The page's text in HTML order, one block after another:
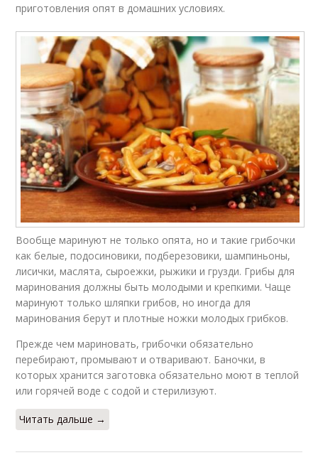
приготовления опят в домашних условиях.
Вообще маринуют не только опята, но и такие грибочки
как белые, подосиновики, подберезовики, шампиньоны,
лисички, маслята, сыроежки, рыжики и грузди. Грибы для
маринования должны быть молодыми и крепкими. Чаще
маринуют только шляпки грибов, но иногда для
маринования берут и плотные ножки молодых грибков.
Прежде чем мариновать, грибочки обязательно
перебирают, промывают и отваривают. Баночки, в
которых хранится заготовка обязательно моют в теплой
или горячей воде с содой и стерилизуют.
Читать дальше →